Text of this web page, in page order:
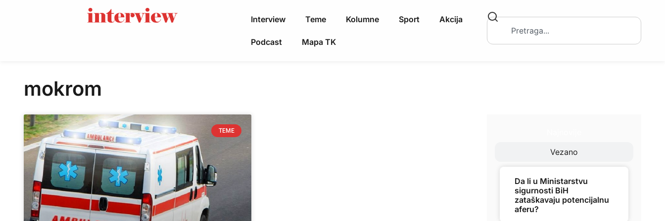
Interview Teme Kolumne Sport Akcija
Podcast Mapa TK
mokrom
TEME
Vezano
Da li u Ministarstvu
sigurnosti BiH
zataškavaju potencijalnu
aferu?